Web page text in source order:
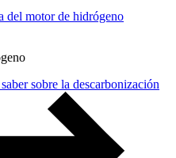
del motor de hidrógeno
sobre la descarbonización